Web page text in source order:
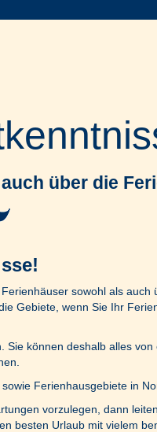
über die
sowohl als
Gebiete, wenn Sie Ihr
können deshalb alles von
Ferienhausgebiete in
vorzulegen, dann
besten Urlaub mit vielem